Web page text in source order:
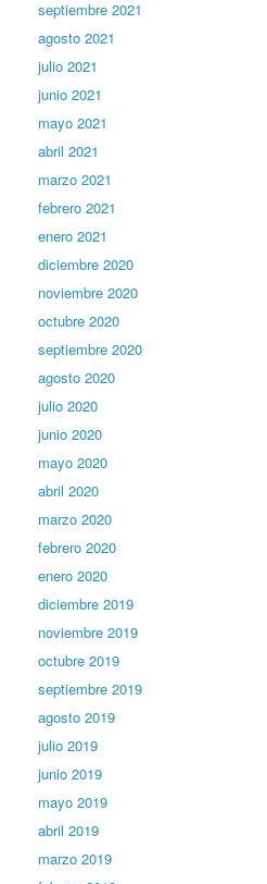
septiembre 2021
agosto 2021
julio 2021
junio 2021
mayo 2021
abril 2021
marzo 2021
febrero 2021
enero 2021
diciembre 2020
noviembre 2020
octubre 2020
septiembre 2020
agosto 2020
julio 2020
junio 2020
mayo 2020
abril 2020
marzo 2020
febrero 2020
enero 2020
diciembre 2019
noviembre 2019
octubre 2019
septiembre 2019
agosto 2019
julio 2019
junio 2019
mayo 2019
abril 2019
marzo 2019